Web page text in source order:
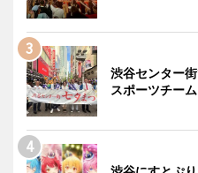
渋谷センター
スポーツチー